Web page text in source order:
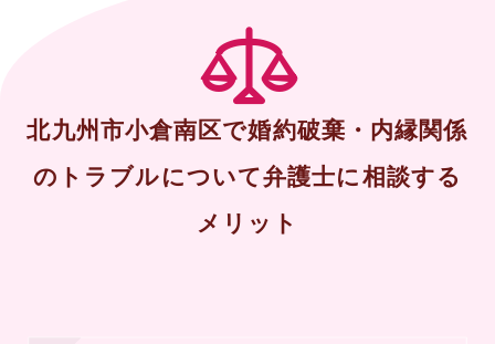
北九州市小倉南区で婚約破棄・内縁関係
のトラブルについて弁護士に相談する
メリット